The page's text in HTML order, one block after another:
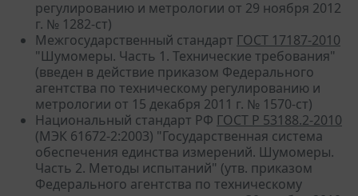
регулированию и метрологии от 29 ноября 2012
г. № 1282-ст)
Межгосударственный стандарт ГОСТ 17187-2010
"Шумомеры. Часть 1. Технические требования"
(введен в действие приказом Федерального
агентства по техническому регулированию и
метрологии от 15 декабря 2011 г. № 1570-ст)
Национальный стандарт РФ ГОСТ Р 53188.2-2010
(МЭК 61672-2:2003) "Государственная система
обеспечения единства измерений. Шумомеры.
Часть 2. Методы испытаний" (утв. приказом
Федерального агентства по техническому